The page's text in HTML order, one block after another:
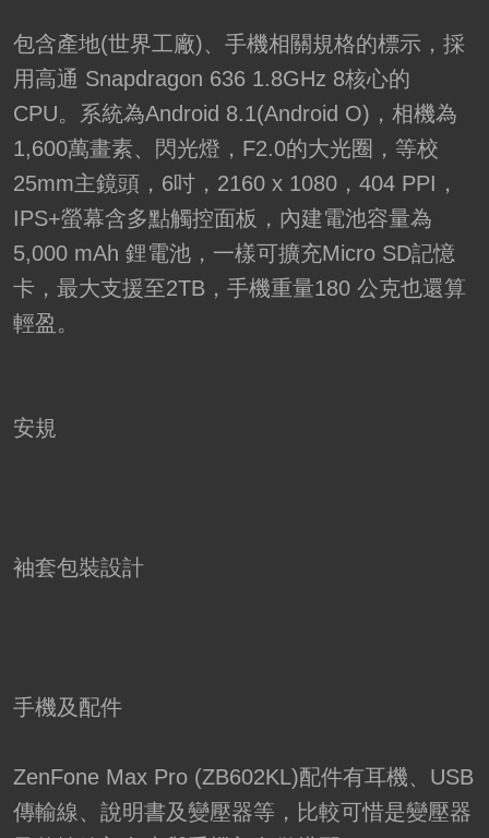
包含產地(世界工廠)、手機相關規格的標示，採
用高通 Snapdragon 636 1.8GHz 8核心的
CPU。系統為Android 8.1(Android O)，相機為
1,600萬畫素、閃光燈，F2.0的大光圈，等校
25mm主鏡頭，6吋，2160 x 1080，404 PPI，
IPS+螢幕含多點觸控面板，內建電池容量為
5,000 mAh 鋰電池，一樣可擴充Micro SD記憶
卡，最大支援至2TB，手機重量180 公克也還算
輕盈。
安規
袖套包裝設計
手機及配件
ZenFone Max Pro (ZB602KL)配件有耳機、USB
傳輸線、說明書及變壓器等，比較可惜是變壓器